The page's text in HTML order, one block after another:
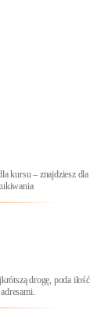
kursu – znajdziesz dla
drogę, poda ilość